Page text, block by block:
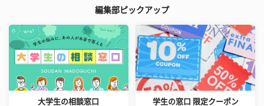
編集部ピックアップ
大学生の相談窓口 学生の窓口 限定クーポン